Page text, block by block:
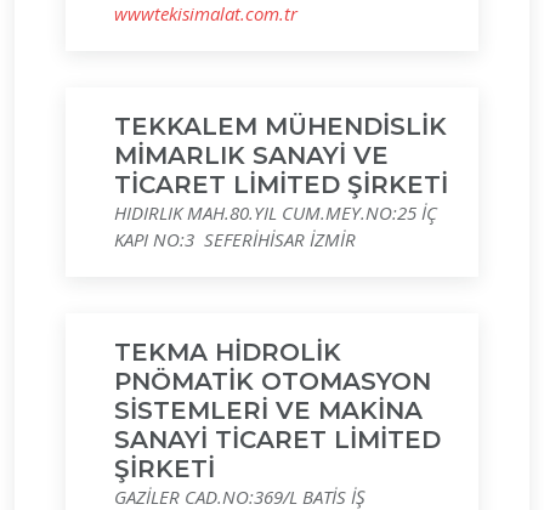
wwwtekisimalat.com.tr
TEKKALEM MÜHENDİSLİK
MİMARLIK SANAYİ VE
TİCARET LİMİTED ŞİRKETİ
HIDIRLIK MAH.80.YIL CUM.MEY.NO:25 İÇ
KAPI NO:3 SEFERİHİSAR İZMİR
TEKMA HİDROLİK
PNÖMATİK OTOMASYON
SİSTEMLERİ VE MAKİNA
SANAYİ TİCARET LİMİTED
ŞİRKETİ
GAZİLER CAD.NO:369/L BATİS İŞ